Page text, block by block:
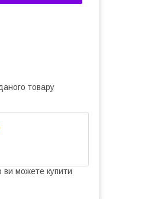
товару
ви можете купити